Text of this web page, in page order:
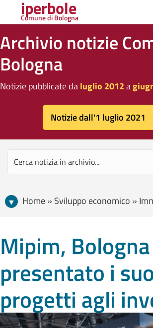
iperbole
Comune di Bologna
Archivio notizie
Bologna
Notizie pubblicate daluglio 2012a
Notizie dall'1 luglio 2021
Mipim,
presentato i
progetti agli